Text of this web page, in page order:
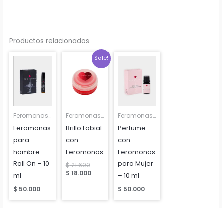
Productos relacionados
Feromonas para mujeres y hombres
Feromonas
para
hombre
Roll On – 10
ml
$ 50.000
Sale!
Feromonas para mujeres y hombres
Brillo Labial
con
Feromonas
$21.600Original
price
$ 18.000Current
Feromonas para mujeres y hombres
Perfume
con
Feromonas
para Mujer
– 10 ml
$ 50.000